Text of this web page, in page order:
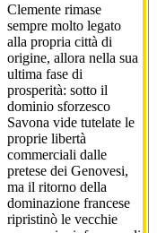
Clemente rimase
sempre molto legato
alla propria città di
origine, allora nella sua
ultima fase di
prosperità: sotto il
dominio sforzesco
Savona vide tutelate le
proprie libertà
commerciali dalle
pretese dei Genovesi,
ma il ritorno della
dominazione francese
ripristinò le vecchie